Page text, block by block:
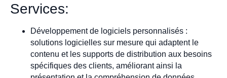
Services:
Développement de logiciels personnalisés :
solutions logicielles sur mesure qui adaptent le
contenu et les supports de distribution aux besoins
spécifiques des clients, améliorant ainsi la